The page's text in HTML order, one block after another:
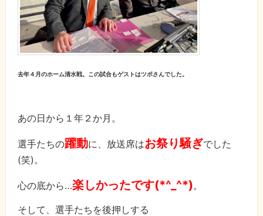
去年４月のホーム清水戦。この試合もゲストはツボさんでした。
あの日から１年２か月。
選手たちの躍動に、放送席はお祭り騒ぎでした
(笑)。
心の底から…楽しかったです(*^_^*)。
そして、選手たちを後押しする